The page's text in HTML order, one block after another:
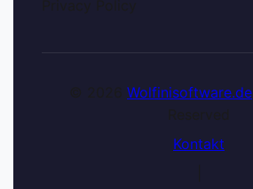
Wolfinisoftware.de
Kontakt